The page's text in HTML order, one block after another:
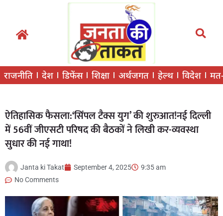
राजनीति देश डिफेंस शिक्षा अर्थजगत हेल्थ विदेश
ऐतिहासिक फैसला:‘सिंपल टैक्स युग’ की शुरुआत!नई दिल्ली
में 56वीं जीएसटी परिषद की बैठकों ने लिखी कर-व्यवस्था
सुधार की नई गाथा!
Janta ki Takat September 4, 2025
9:35 am
No Comments